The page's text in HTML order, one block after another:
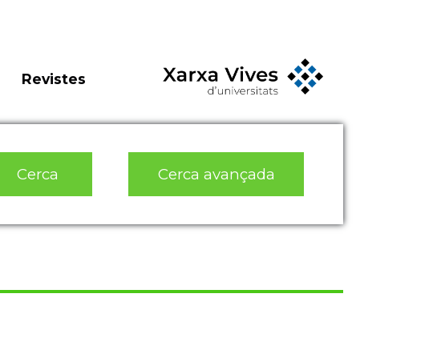
Revistes
Cerca Cerca avançada